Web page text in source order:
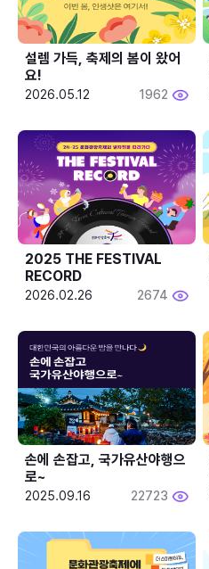
설렘 가득, 축제의 봄이 왔어
요!
2026.05.12 1962
2025 THE FESTIVAL
RECORD
2026.02.26 2674
손에 손잡고, 국가유산야행으
로~
2025.09.16 22723